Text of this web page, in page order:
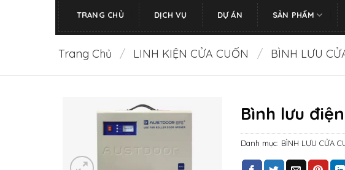
TRANG CHỦ DỊCH VỤ DỰ ÁN SẢN PHẨM
Trang Chủ / LINH KIỆN CỬA CUỐN / BÌNH LƯU
Bình lưu
Danh mục: BÌNH LƯU CỬA